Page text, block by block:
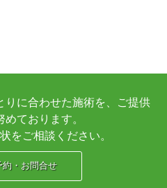
りに合わせた施術を、ご提供
ております。
をご相談ください。
約・お問合せ